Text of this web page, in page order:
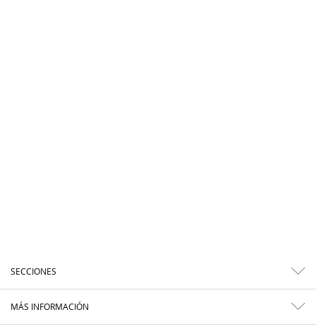
SECCIONES
MÁS INFORMACIÓN